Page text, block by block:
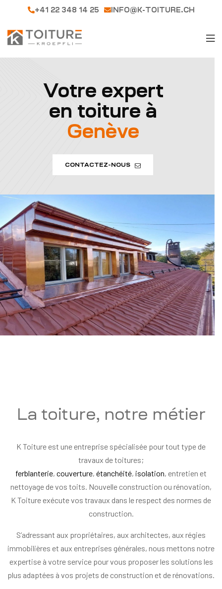
+41 22 348 14 25 INFO@K-TOITURE.CH
Votre expert
en toiture à
Genève
CONTACTEZ-NOUS
La toiture, notre métier
K Toiture est une entreprise spécialisée pour tout type de
travaux de toitures;
ferblanterie, couverture, étanchéité, isolation, entretien et
nettoyage de vos toits. Nouvelle construction ou rénovation,
K Toiture exécute vos travaux dans le respect des normes de
construction.
S’adressant aux propriétaires, aux architectes, aux régies
immobilières et aux entreprises générales, nous mettons notre
expertise à votre service pour vous proposer les solutions les
plus adaptées à vos projets de construction et de rénovations.